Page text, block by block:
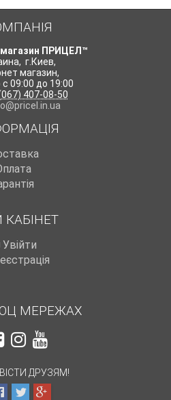
ПРИЦЕЛ™
, г.Киев,
магазин,
09:00 до 19:00
407-08-50
КАБІНЕТ
Увійти
МЕРЕЖАХ
ДРУЗЯМ!